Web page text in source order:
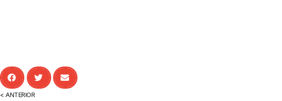
< ANTERIOR